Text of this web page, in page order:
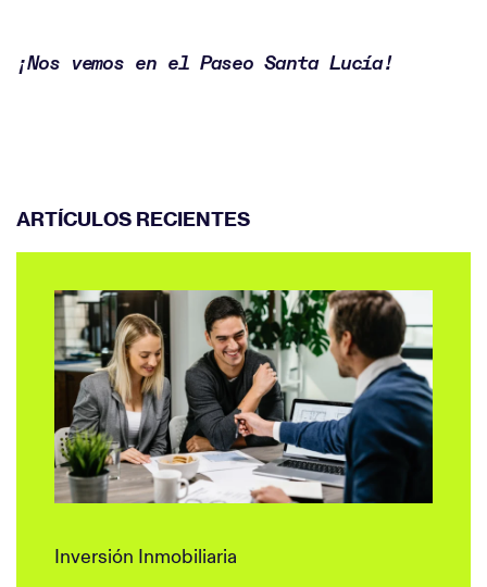
¡Nos vemos en el Paseo Santa Lucía!
ARTÍCULOS RECIENTES
Inversión Inmobiliaria